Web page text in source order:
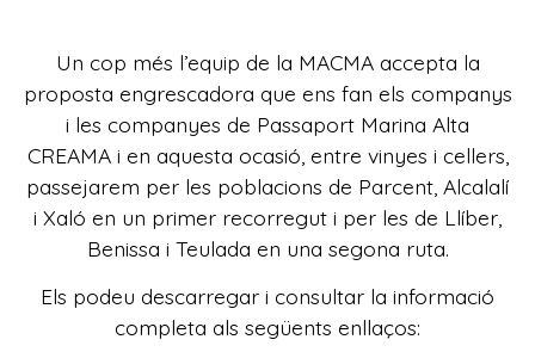
Un cop més l’equip de la MACMA accepta la
proposta engrescadora que ens fan els companys
i les companyes de Passaport Marina Alta
CREAMA i en aquesta ocasió, entre vinyes i cellers,
passejarem per les poblacions de Parcent, Alcalalí
i Xaló en un primer recorregut i per les de Llíber,
Benissa i Teulada en una segona ruta.
Els podeu descarregar i consultar la informació
completa als següents enllaços: